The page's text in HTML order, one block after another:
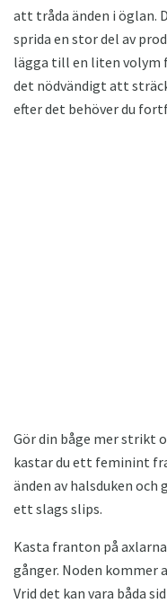
att tråda änden i öglan.
sprida en stor del av
lägga till en liten volym
det nödvändigt att
efter det behöver du
Gör din båge mer strikt
kastar du ett feminint
änden av halsduken
ett slags slips.
Kasta franton på
gånger. Noden
Vrid det kan vara båda